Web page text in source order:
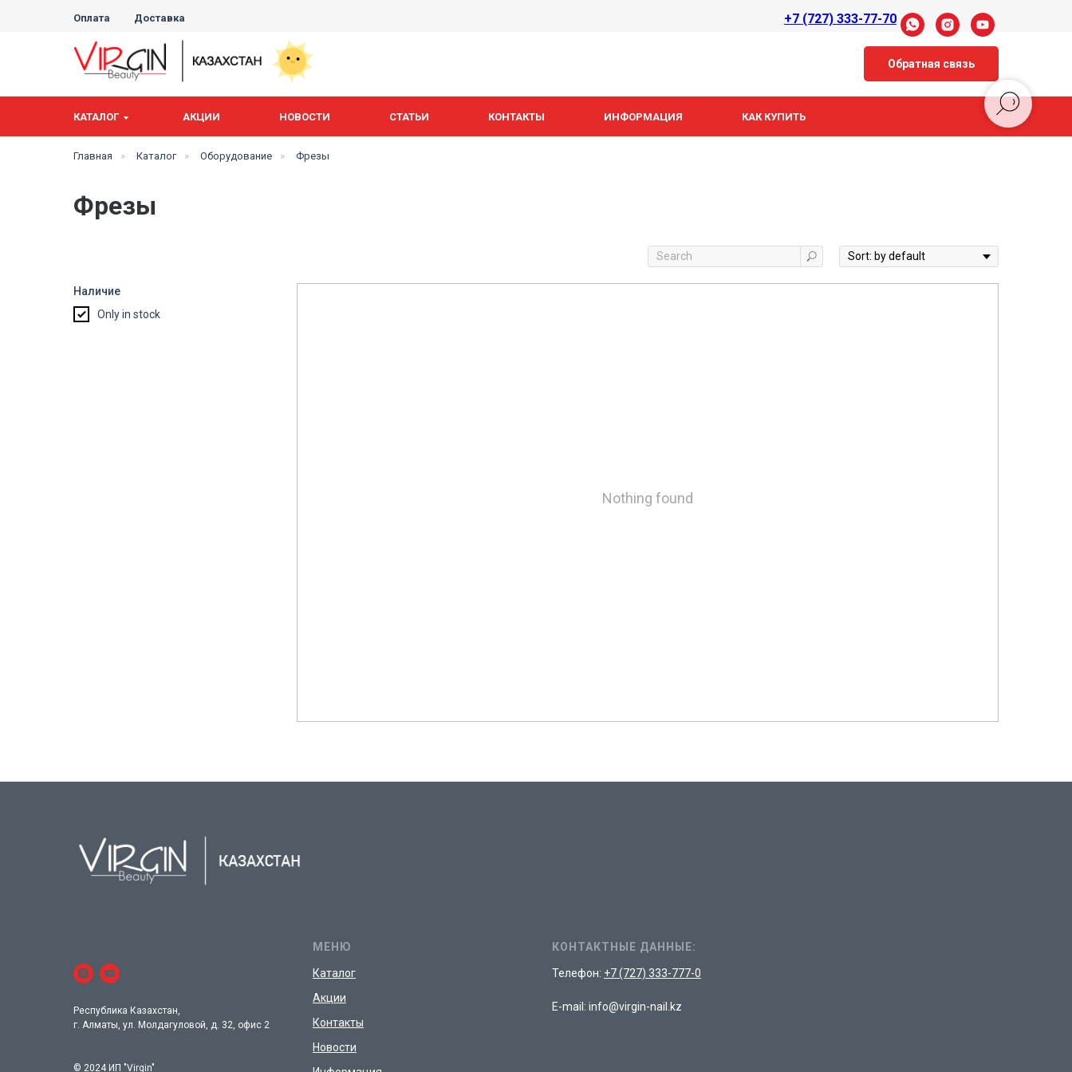
Оплата Доставка +7 (727) 333-77-70
Обратная связь
КАТАЛОГ АКЦИИ НОВОСТИ СТАТЬИ КОНТАКТЫ ИНФОРМАЦИЯ КАК КУПИТЬ
Главная » Каталог » Оборудование » Фрезы
Фрезы
Наличие
Only in stock
Nothing found
Республика Казахстан,
г. Алматы, ул. Молдагуловой, д. 32, офис 2
© 2024 ИП "Virgin"
МЕНЮ
Каталог
Акции
Контакты
Новости
КОНТАКТНЫЕ ДАННЫЕ:
Телефон: +7 (727) 333-777-0
E-mail: info@virgin-nail.kz